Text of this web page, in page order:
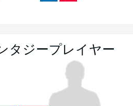
タジープレイヤー